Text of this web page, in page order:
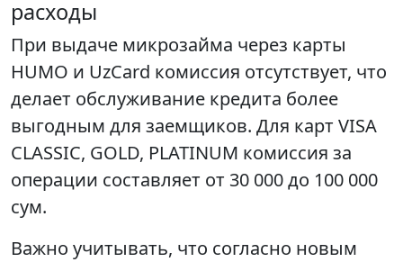
расходы
При выдаче микрозайма через карты
HUMO и UzCard комиссия отсутствует, что
делает обслуживание кредита более
выгодным для заемщиков. Для карт VISA
CLASSIC, GOLD, PLATINUM комиссия за
операции составляет от 30 000 до 100 000
сум.
Важно учитывать, что согласно новым